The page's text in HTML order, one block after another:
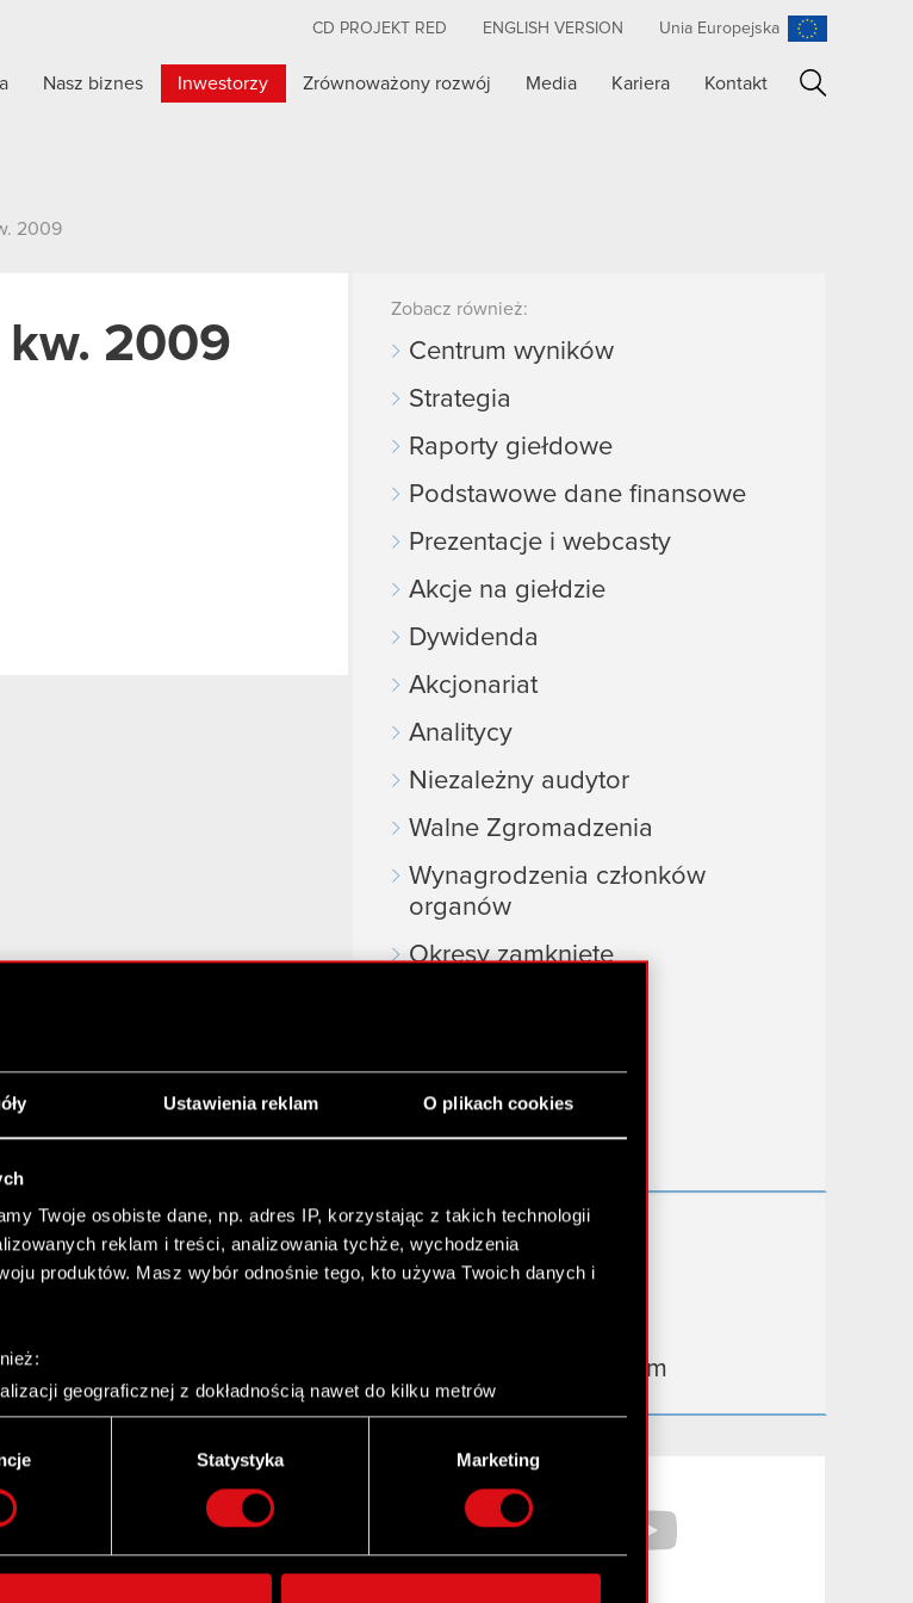
Ustawienia reklam O plikach cookies
Twoje osobiste dane, np. adres IP, korzystając z takich technologii
reklam i treści, analizowania tychże, wychodzenia
produktów. Masz wybór odnośnie tego, kto używa Twoich danych i
geograficznej z dokładnością nawet do kilku metrów
analizując charakteryzującego je zbiory danych (fingerprinting,
dane są przetwarzane oraz ustaw własne preferencje w
zmienić lub wycofać swoją zgodę w dowolnej chwili.
treści i reklam, aby oferować funkcje społecznościowe i
Statystyka Marketing
CD PROJEKT RED ENGLISH VERSION Unia Europejska
Nasz biznes Inwestorzy Zrównoważony rozwój Media Kariera Kontakt
2009
2009
Zobacz również:
Centrum wyników
Strategia
Raporty giełdowe
Podstawowe dane finansowe
Prezentacje i webcasty
Akcje na giełdzie
Dywidenda
Akcjonariat
Analitycy
Niezależny audytor
Walne Zgromadzenia
Wynagrodzenia członków
organów
Okresy zamknięte
Przydatne linki
Kontakt IR
Dowiedz się więcej:
thewitcher.com
gear.cdprojektred.com
Facebook